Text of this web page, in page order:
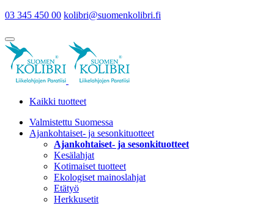
03 345 450 00 kolibri@suomenkolibri.fi
Kaikki tuotteet
Valmistettu Suomessa
Ajankohtaiset- ja sesonkituotteet
Ajankohtaiset- ja sesonkituotteet
Kesälahjat
Kotimaiset tuotteet
Ekologiset mainoslahjat
Etätyö
Herkkusetit